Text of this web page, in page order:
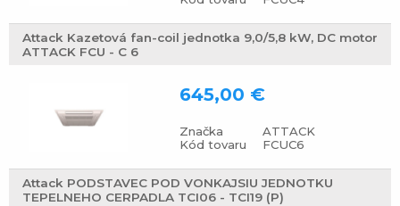
Attack Kazetová fan-coil jednotka 9,0/5,8 kW, DC motor
ATTACK FCU - C 6
Značka
ATTACK
Kód tovaru
FCUC6
645,00 €
Attack PODSTAVEC POD VONKAJSIU JEDNOTKU
TEPELNEHO CERPADLA TCI06 - TCI19 (P)